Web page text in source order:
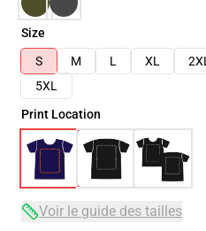
Size
S
M L XL 2XL
5XL
Print Location
Voir le guide des tailles